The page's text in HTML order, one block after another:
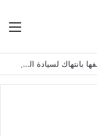
قطر تدين اعتداءات الحوثي على نجران وتصفها بانتهاك لسيادة المملكة